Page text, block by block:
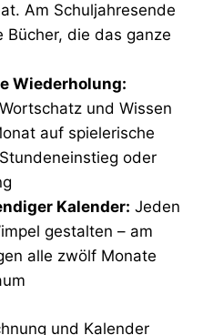
Am Schuljahresende
Bücher, die das ganze
Wiederholung:
und Wissen
auf spielerische
oder
Kalender: Jeden
gestalten – am
alle zwölf Monate
und Kalender